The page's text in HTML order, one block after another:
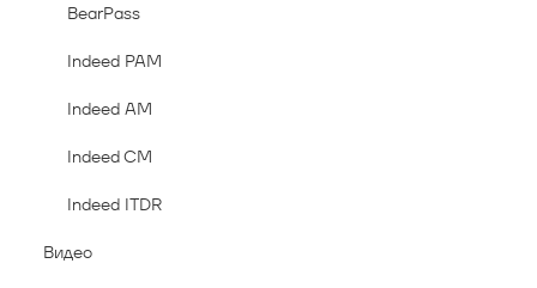
BearPass
Indeed PAM
Indeed AM
Indeed CM
Indeed ITDR
Видео